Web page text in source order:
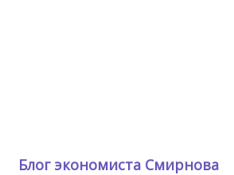
Блог экономиста Смирнова